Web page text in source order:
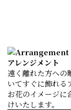
アレンジメント
遠く離れた方への
いてすぐに飾れる
お花のイメージに
けいたします。